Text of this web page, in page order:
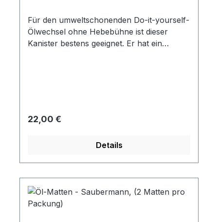
Für den umweltschonenden Do-it-yourself-
Ölwechsel ohne Hebebühne ist dieser
Kanister bestens geeignet. Er hat ein
Regulärer Preis:
22,00 €
Details